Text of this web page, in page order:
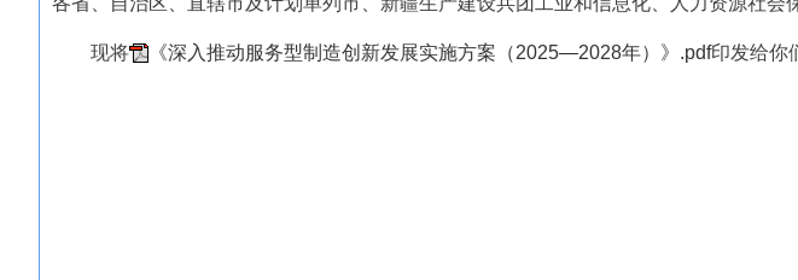
现将 《深入推动服务型制造创新发展实施方案（2025—2028年）》.pdf印发给你